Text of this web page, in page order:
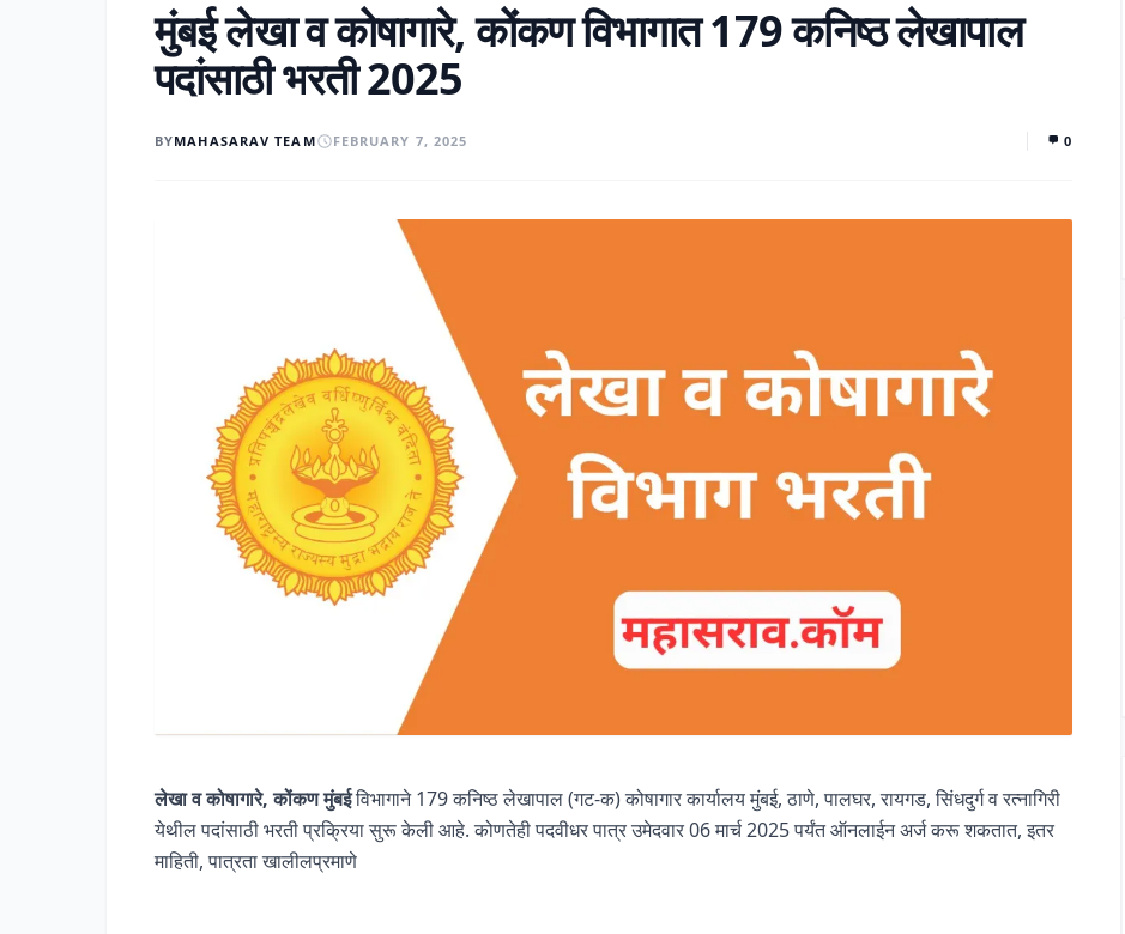
मुंबई लेखा व कोषागारे, कोंकण विभागात 179 कनिष्ठ लेखापाल
पदांसाठी भरती 2025
BYMAHASARAV TEAM FEBRUARY 7, 2025 0
लेखा व कोषागारे, कोंकण मुंबईविभागाने 179 कनिष्ठ लेखापाल (गट-क) कोषागार कार्यालय मुंबई, ठाणे, पालघर, रायगड, सिंधदुर्ग व रत्नागिरी
येथील पदांसाठी भरती प्रक्रिया सुरू केली आहे. कोणतेही पदवीधर पात्र उमेदवार 06 मार्च 2025 पर्यंत ऑनलाईन अर्ज करू शकतात, इतर
माहिती, पात्रता खालीलप्रमाणे